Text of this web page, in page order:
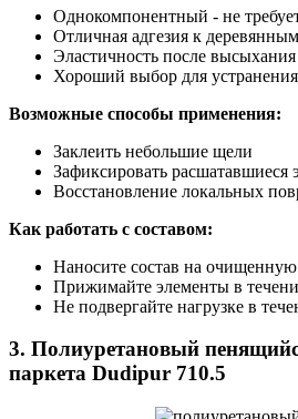
Однокомпонентный - не
Отличная адгезия к
Эластичность после высыхания
Хороший выбор для
Возможные способы применения:
Заклеить небольшие щели
Зафиксировать расшатавшиеся
Восстановление локальных
Как работать с составом:
Наносите состав на очищенную
Прижимайте элементы в
Не подвергайте нагрузке в
3. Полиуретановый
паркета Dudipur 710.5